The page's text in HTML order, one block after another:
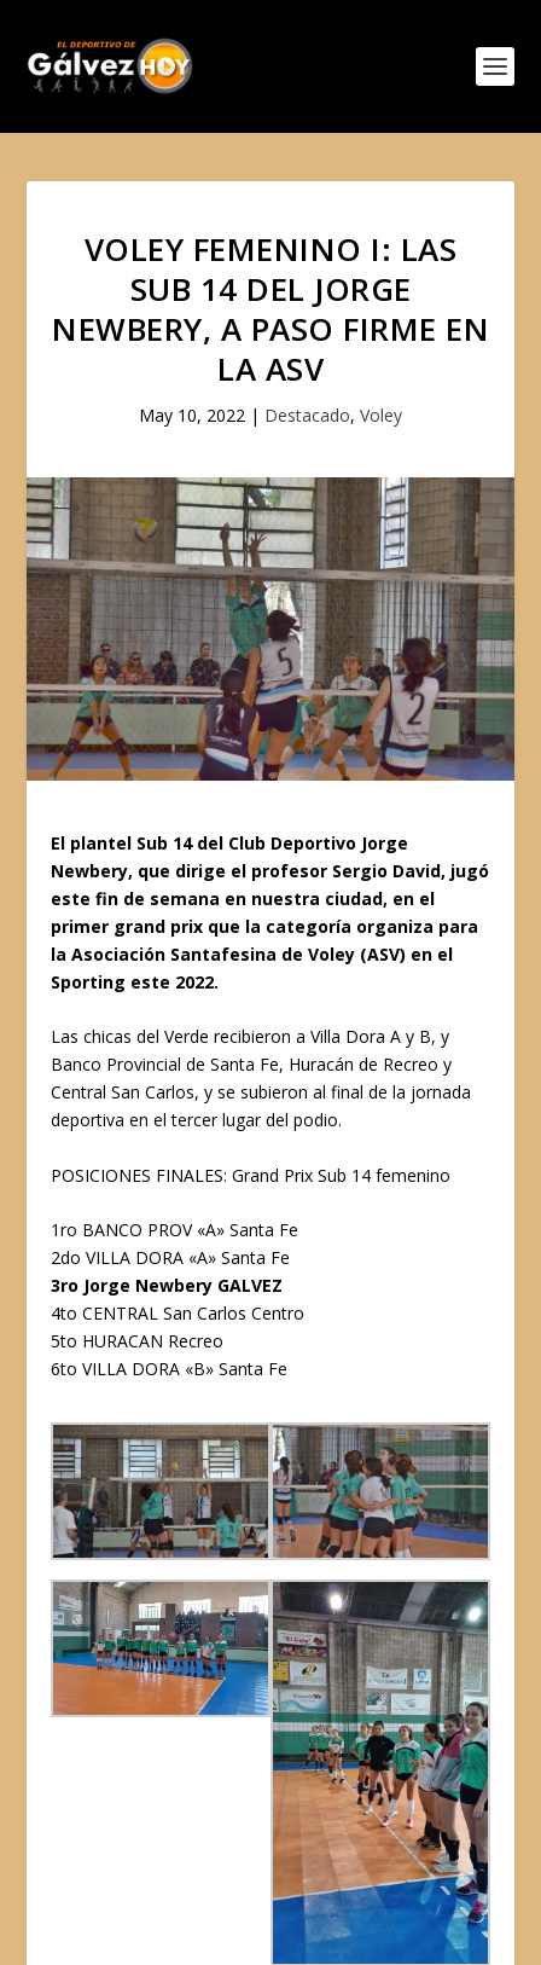
VOLEY FEMENINO I: LAS
SUB 14 DEL JORGE
NEWBERY, A PASO FIRME EN
LA ASV
May 10, 2022 | Destacado, Voley
El plantel Sub 14 del Club Deportivo Jorge
Newbery, que dirige el profesor Sergio David, jugó
este fin de semana en nuestra ciudad, en el
primer grand prix que la categoría organiza para
la Asociación Santafesina de Voley (ASV) en el
Sporting este 2022.
Las chicas del Verde recibieron a Villa Dora A y B, y
Banco Provincial de Santa Fe, Huracán de Recreo y
Central San Carlos, y se subieron al final de la jornada
deportiva en el tercer lugar del podio.
POSICIONES FINALES: Grand Prix Sub 14 femenino
1ro BANCO PROV «A» Santa Fe
2do VILLA DORA «A» Santa Fe
3ro Jorge Newbery GALVEZ
4to CENTRAL San Carlos Centro
5to HURACAN Recreo
6to VILLA DORA «B» Santa Fe